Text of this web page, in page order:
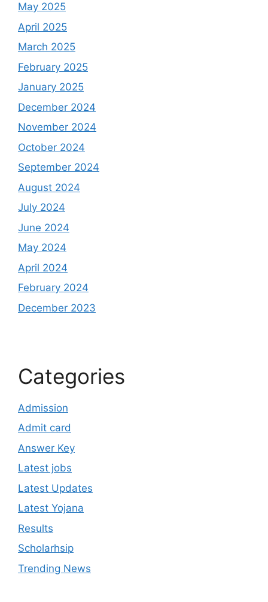
May 2025
April 2025
March 2025
February 2025
January 2025
December 2024
November 2024
October 2024
September 2024
August 2024
July 2024
June 2024
May 2024
April 2024
February 2024
December 2023
Categories
Admission
Admit card
Answer Key
Latest jobs
Latest Updates
Latest Yojana
Results
Scholarhsip
Trending News